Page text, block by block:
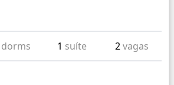
dorms 1 suíte 2vagas